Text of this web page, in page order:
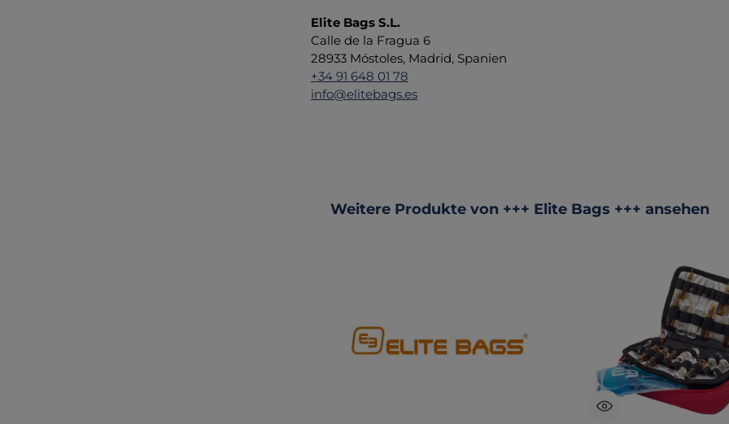
Elite Bags S.L.
Calle de la Fragua 6
28933 Móstoles, Madrid, Spanien
+34 91 648 01 78
info@elitebags.es
Produktgalerie überspringen
Weitere Produkte von +++ Elite Bags +++ ansehen